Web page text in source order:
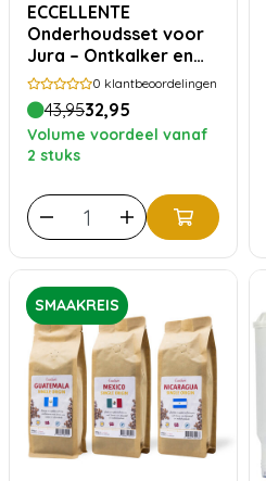
ECCELLENTE
Onderhoudsset voor
Jura – Ontkalker en
Reinigingstabletten
(tot 1 jaar)
0 klantbeoordelingen
43,9532,95
Volume voordeel vanaf
2 stuks
SMAAKREIS